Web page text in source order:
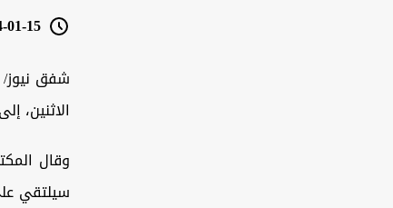
15 11:20
شفق
الاثنين،
وقال
سيلتقي